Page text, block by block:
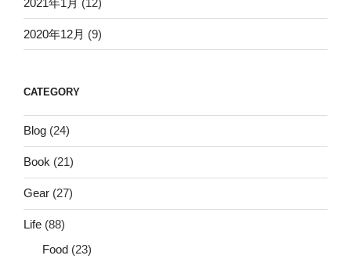
2020年12月 (9)
CATEGORY
Blog (24)
Book (21)
Gear (27)
Life (88)
Food (23)